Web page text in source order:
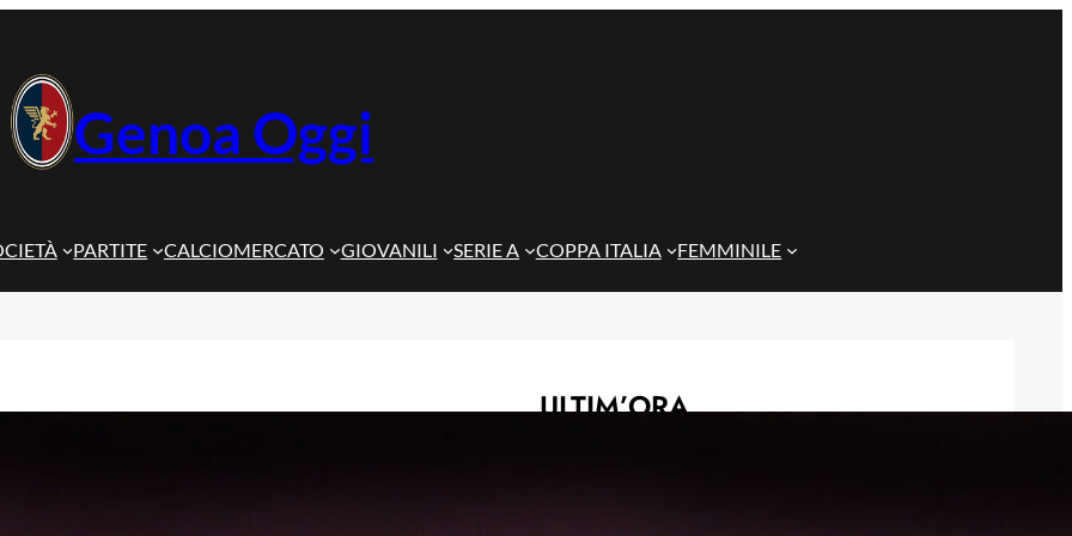
Genoa Oggi
PARTITE CALCIOMERCATO GIOVANILI SERIE A COPPA ITALIA FEMMINILE
ULTIM’ORA